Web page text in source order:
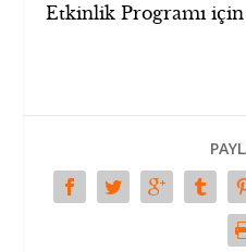
Etkinlik Programı